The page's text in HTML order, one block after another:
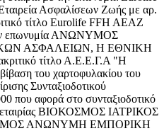
Ασφαλίσεων Ζωής με αρ.
τίτλο Eurolife FFH AEAZ
επωνυμία ΑΝΩΝΥΜΟΣ
ΑΣΦΑΛΕΙΩΝ, Η ΕΘΝΙΚΗ
τίτλο Α.Ε.Ε.Γ.Α "Η
του χαρτοφυλακίου του
Συνταξιοδοτικού
που αφορά στο συνταξιοδοτικό
εταιρίας ΒΙΟΚΟΣΜΟΣ ΙΑΤΡΙΚΟΣ
ΑΝΩΝΥΜΗ ΕΜΠΟΡΙΚΗ